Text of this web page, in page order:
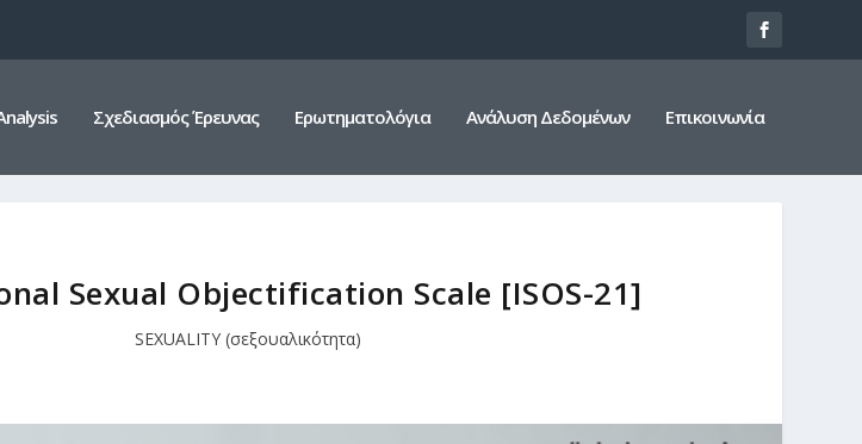
Σχεδιασμός Έρευνας Ερωτηματολόγια Ανάλυση Δεδομένων Επικοινωνία
Sexual Objectification Scale [ISOS-21]
SEXUALITY (σεξουαλικότητα)